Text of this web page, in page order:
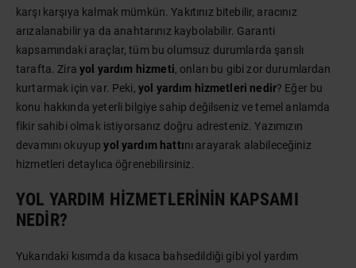
karşı karşıya kalmak mümkün. Yakıtınız bitebilir, aracınız
arızalanabilir ya da anahtarınız kaybolabilir. Garanti
kapsamındaki araçlar, tüm bu olumsuz durumlarda şanslı
tarafta. Zirayol yardım hizmeti, onları bu gibi zor durumlardan
kurtarmak için var. Peki, yol yardım hizmetleri nedir? Eğer bu
konu hakkında yeterli bilgiye sahip değilseniz ve temel anlamda
fikir sahibi olmak istiyorsanız doğru adresteniz. Yazımızın
devamını okuyupyol yardım hattını arayarak alabileceğiniz
hizmetleri detaylıca öğrenebilirsiniz.
YOL YARDIM HIZMETLERININ KAPSAMI
NEDIR?
Yukarıdaki kısımda da kısaca bahsedildiği gibi yol yardım